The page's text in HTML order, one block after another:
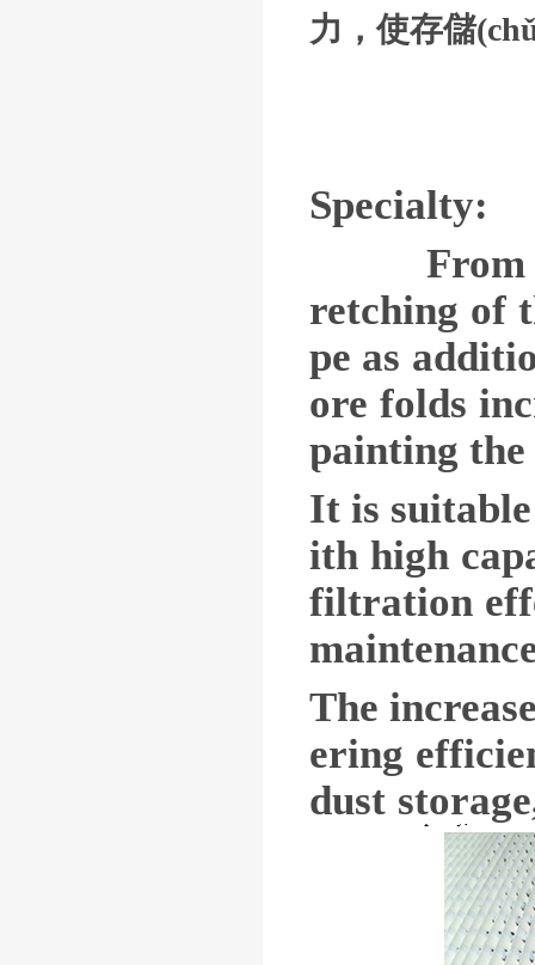
力，使存儲
Specialty:
From the
retching of
pe as
ore folds
painting
It is
ith high
filtration
The
ering
dust